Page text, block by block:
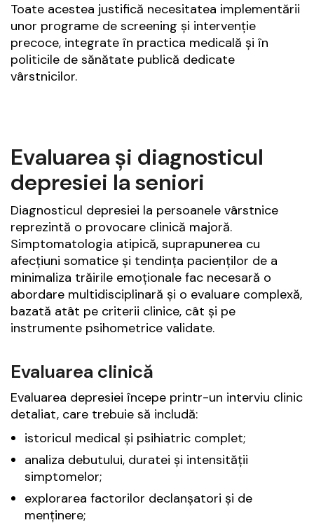
Toate acestea justifică necesitatea implementării
unor programe de screening și intervenție
precoce, integrate în practica medicală și în
politicile de sănătate publică dedicate
vârstnicilor.
Evaluarea și diagnosticul
depresiei la seniori
Diagnosticul depresiei la persoanele vârstnice
reprezintă o provocare clinică majoră.
Simptomatologia atipică, suprapunerea cu
afecțiuni somatice și tendința pacienților de a
minimaliza trăirile emoționale fac necesară o
abordare multidisciplinară și o evaluare complexă,
bazată atât pe criterii clinice, cât și pe
instrumente psihometrice validate.
Evaluarea clinică
Evaluarea depresiei începe printr-un interviu clinic
detaliat, care trebuie să includă:
istoricul medical și psihiatric complet;
analiza debutului, duratei și intensității
simptomelor;
explorarea factorilor declanșatori și de
menținere;